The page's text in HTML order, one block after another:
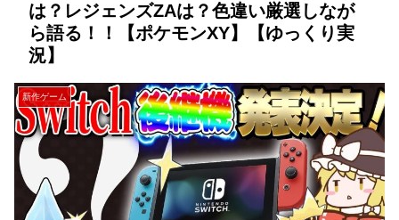
は？レジェンズZAは？色違い厳選しなが
ら語る！！【ポケモンXY】【ゆっくり実
況】
新作ゲーム